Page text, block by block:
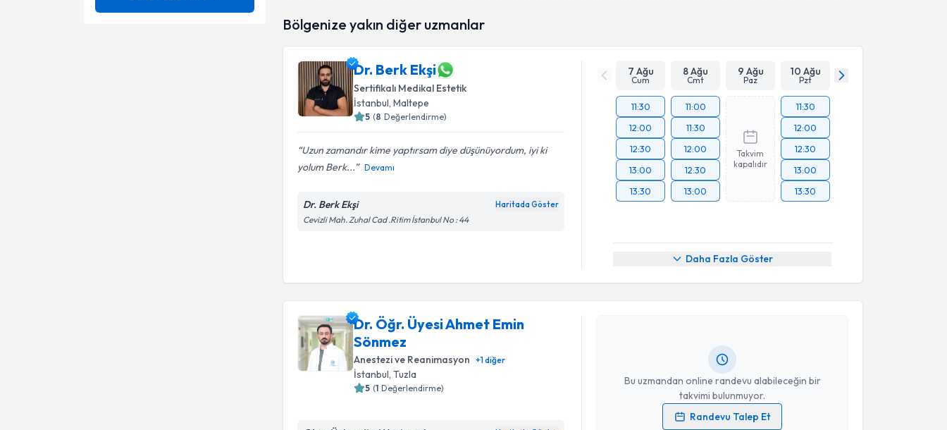
Bölgenize yakın diğer uzmanlar
Dr. Berk Ekşi
Sertifikalı Medikal Estetik
İstanbul , Maltepe
5 (8 Değerlendirme)
Uzun zamandır kime yaptırsam diye düşünüyordum, iyi ki
yolum Berk...
Devamı
Dr. Berk Ekşi Haritada Göster
Cevizli Mah. Zuhal Cad .Ritim İstanbul No : 44
7 Ağu
Cum
8 Ağu
Cmt
9 Ağu
Paz
10 Ağu
Pzt
11:30
12:00
12:30
13:00
13:30
11:00
11:30
12:00
12:30
13:00
Takvim
kapalıdır
11:30
12:00
12:30
13:00
13:30
Daha Fazla Göster
Dr. Öğr. Üyesi Ahmet Emin
Sönmez
Anestezi ve Reanimasyon +1diğer
İstanbul, Tuzla
5 (1 Değerlendirme)
Bu uzmandan online randevu alabileceğin bir
takvimi bulunmuyor.
Randevu Talep Et
Randevu Takvimi Talebi
Dr. Öğr. Üyesi Ahmet Emin Sönmeziçin randevu takvimi
talebi oluşturun. Size bu uzmandan randevu almanız için bir
Fizyoterapi